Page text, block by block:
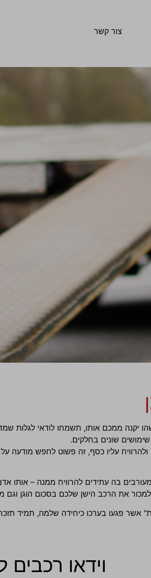
צור קשר
יקנה ממכם אותו, תשמחו לודאי לגלות
שונים בחלקים.
עליו כסף, זה פשוט לחפש מודעה על
בה עתידים להרוויח ממנה – אותו
את הרכב הישן שלכם בסכום הוגן וגם
אשר פגעו בערכו כיחידה שלמה, תמיד
וידאו רכבים